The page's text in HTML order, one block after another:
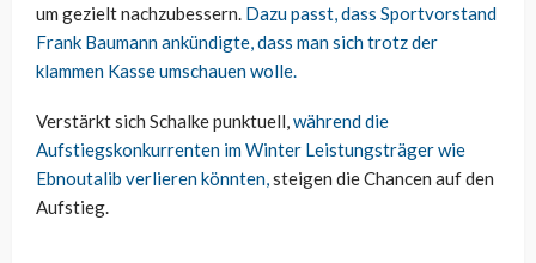
um gezielt nachzubessern. Dazu passt, dass Sportvorstand
Frank Baumann ankündigte, dass man sich trotz der
klammen Kasse umschauen wolle.
Verstärkt sich Schalke punktuell,während die
Aufstiegskonkurrenten im Winter Leistungsträger wie
Ebnoutalib verlieren könnten,steigen die Chancen auf den
Aufstieg.